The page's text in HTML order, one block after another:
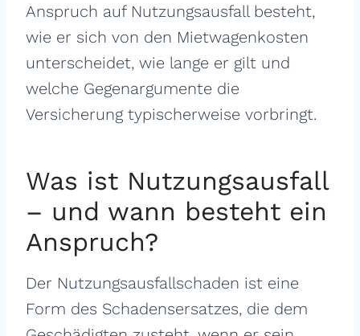
Anspruch auf Nutzungsausfall besteht,
wie er sich von den Mietwagenkosten
unterscheidet, wie lange er gilt und
welche Gegenargumente die
Versicherung typischerweise vorbringt.
Was ist Nutzungsausfall
– und wann besteht ein
Anspruch?
Der Nutzungsausfallschaden ist eine
Form des Schadensersatzes, die dem